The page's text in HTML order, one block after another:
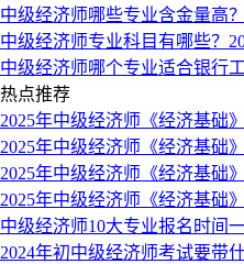
中级经济师哪些专业含金量高？
中级经济师专业科目有哪些？
中级经济师哪个专业适合银行
热点推荐
2025年中级经济师《经济基础
2025年中级经济师《经济基础
2025年中级经济师《经济基础
2025年中级经济师《经济基础
中级经济师10大专业报名时间
2024年初中级经济师考试要带什